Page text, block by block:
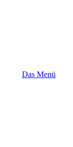
Das Menü